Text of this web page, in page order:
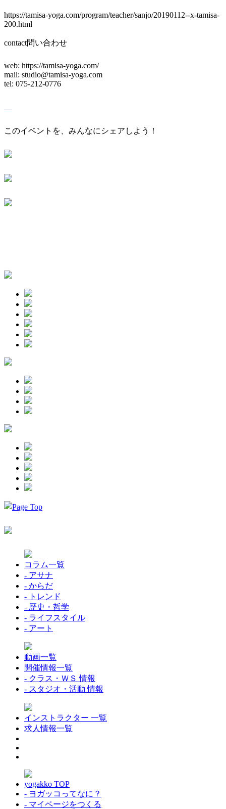
https://tamisa-yoga.com/program/teacher/sanjo/20190112--x-tamisa-
200.html
contact問い合わせ
web: https://tamisa-yoga.com/
mail: studio@tamisa-yoga.com
tel: 075-212-0776
このイベントを、みんなにシェアしよう！
コラム一覧
- アサナ
- からだ
- トレンド
- 歴史・哲学
- ライフスタイル
- アート
動画一覧
開催情報一覧
- クラス・ＷＳ 情報
- スタジオ・活動 情報
インストラクター 一覧
求人情報一覧
yogakko TOP
- ヨガッコってなに？
- マイページをつくる